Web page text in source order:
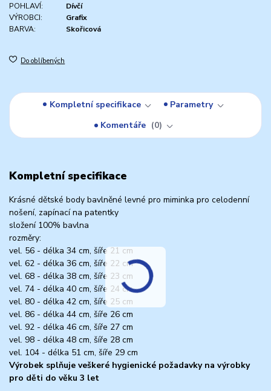
POHLAVÍ:
Dívčí
VÝROBCI:
Grafix
BARVA:
Skořicová
Do oblíbených
Kompletní specifikace
Parametry
Komentáře
0
Kompletní specifikace
Krásné dětské body bavlněné levné pro miminka pro celodenní
nošení, zapínací na patentky
složení 100% bavlna
rozměry:
vel. 56 - délka 34 cm, šíře 21 cm
vel. 62 - délka 36 cm, šíře 22 cm
vel. 68 - délka 38 cm, šíře 23 cm
vel. 74 - délka 40 cm, šíře 24 cm
vel. 80 - délka 42 cm, šíře 25 cm
vel. 86 - délka 44 cm, šíře 26 cm
vel. 92 - délka 46 cm, šíře 27 cm
vel. 98 - délka 48 cm, šíře 28 cm
vel. 104 - délka 51 cm, šíře 29 cm
Výrobek splňuje veškeré hygienické požadavky na výrobky
pro děti do věku 3 let